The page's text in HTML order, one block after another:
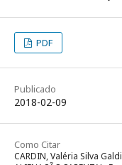
PDF
Publicado
2018-02-09
Como Citar
CARDIN, Valéria Silva